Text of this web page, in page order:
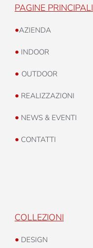
PAGINE PRINCIPALI
•AZIENDA
• INDOOR
• OUTDOOR
• REALIZZAZIONI
• NEWS & EVENTI
• CONTATTI
COLLEZIONI
• DESIGN